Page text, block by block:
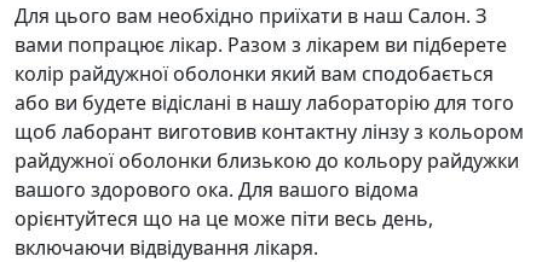
Для цього вам необхідно приїхати в наш Салон. З
вами попрацює лікар. Разом з лікарем ви підберете
колір райдужної оболонки який вам сподобається
або ви будете відіслані в нашу лабораторію для того
щоб лаборант виготовив контактну лінзу з кольором
райдужної оболонки близькою до кольору райдужки
вашого здорового ока. Для вашого відома
орієнтуйтеся що на це може піти весь день,
включаючи відвідування лікаря.